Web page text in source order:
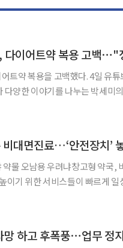
◀
이어트약 복용 고백⋯"
다. 4일 유튜브 채널 ‘안녕하세미’에는 아이오아이
이야기를 나누는 박세미의 영상이 게재
물 오남용 우려냐창고형 약국,
이기 위한 서비스들이 빠르게
망 하고 후폭풍⋯업무 정